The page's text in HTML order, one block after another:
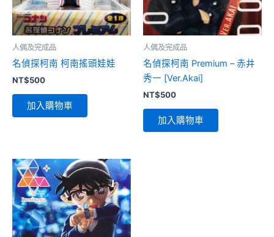
人偶及完成品
名偵探柯南 柯南搖頭娃娃
NT$500
加入購物車
人偶及完成品
名偵探柯南 Premium – 赤井
秀一 [Ver.Akai]
NT$500
加入購物車